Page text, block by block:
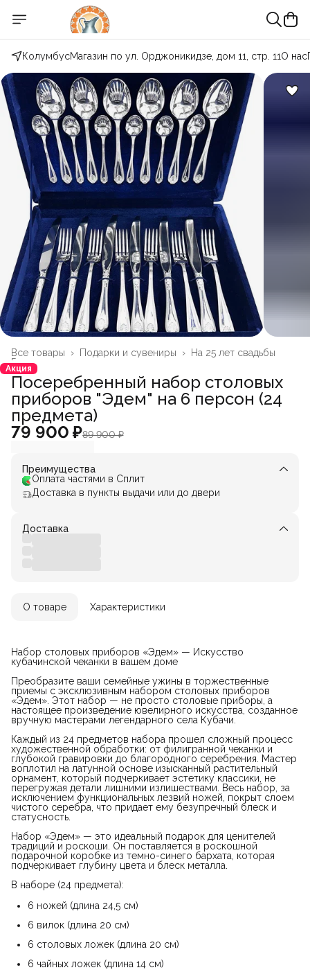
КолумбусМагазин по ул. Орджоникидзе, дом 11, стр. 11О нас
На 25 лет свадьбы
Подарки и сувениры ›
Все товары
›
Главная
Акция
Посеребренный набор столовых
приборов "Эдем" на 6 персон (24
предмета)
79 900 ₽89 900 ₽
Преимущества
Оплата частями в Сплит
Доставка в пункты выдачи или до двери
Доставка
О товаре Характеристики
Набор столовых приборов «Эдем» — Искусство
кубачинской чеканки в вашем доме
Преобразите ваши семейные ужины в торжественные
приемы с эксклюзивным набором столовых приборов
«Эдем». Этот набор — не просто столовые приборы, а
настоящее произведение ювелирного искусства, созданное
вручную мастерами легендарного села Кубачи.
Каждый из 24 предметов набора прошел сложный процесс
художественной обработки: от филигранной чеканки и
глубокой гравировки до благородного серебрения. Мастер
воплотил на латунной основе изысканный растительный
орнамент, который подчеркивает эстетику классики, не
перегружая детали лишними излишествами. Весь набор, за
исключением функциональных лезвий ножей, покрыт слоем
чистого серебра, что придает ему безупречный блеск и
статусность.
Набор «Эдем» — это идеальный подарок для ценителей
традиций и роскоши. Он поставляется в роскошной
подарочной коробке из темно-синего бархата, которая
подчеркивает глубину цвета и блеск металла.
В наборе (24 предмета):
6 ножей (длина 24,5 см)
6 вилок (длина 20 см)
6 столовых ложек (длина 20 см)
6 чайных ложек (длина 14 см)